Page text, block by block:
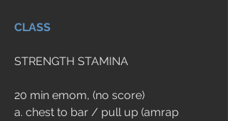
CLASS
STRENGTH STAMINA
20 min emom, (no score)
a. chest to bar / pull up (amrap